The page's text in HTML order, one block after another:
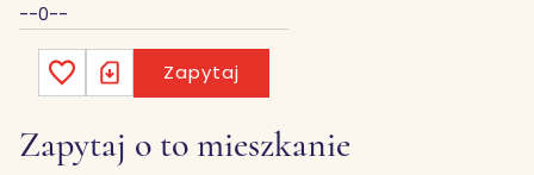
--0--
Zapytaj
Zapytaj o to mieszkanie